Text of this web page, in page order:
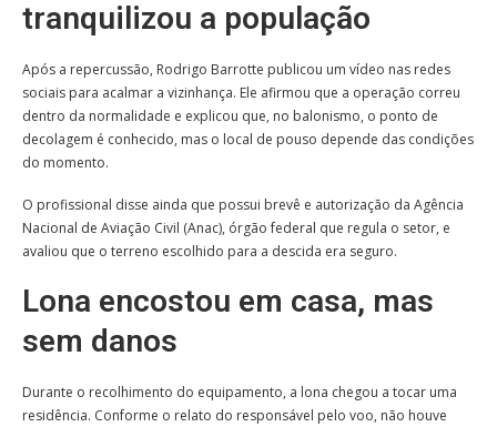
tranquilizou a população
Após a repercussão, Rodrigo Barrotte publicou um vídeo nas redes
sociais para acalmar a vizinhança. Ele afirmou que a operação correu
dentro da normalidade e explicou que, no balonismo, o ponto de
decolagem é conhecido, mas o local de pouso depende das condições
do momento.
O profissional disse ainda que possui brevê e autorização da Agência
Nacional de Aviação Civil (Anac), órgão federal que regula o setor, e
avaliou que o terreno escolhido para a descida era seguro.
Lona encostou em casa, mas
sem danos
Durante o recolhimento do equipamento, a lona chegou a tocar uma
residência. Conforme o relato do responsável pelo voo, não houve